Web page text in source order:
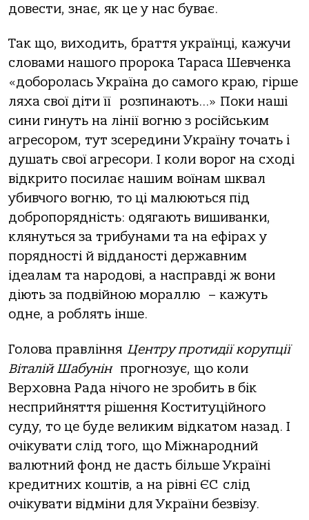
довести, знає, як це у нас буває.
Так що, виходить, браття українці, кажучи
словами нашого пророка Тараса Шевченка
«доборолась Україна до самого краю, гірше
ляха свої діти її розпинають…» Поки наші
сини гинуть на лінії вогню з російським
агресором, тут зсередини Україну точать і
душать свої агресори. І коли ворог на сході
відкрито посилає нашим воїнам шквал
убивчого вогню, то ці малюються під
добропорядність: одягають вишиванки,
клянуться за трибунами та на ефірах у
порядності й відданості державним
ідеалам та народові, а насправді ж вони
діють за подвійною мораллю – кажуть
одне, а роблять інше.
Голова правління Центру протидії корупції
Віталій Шабунінпрогнозує, що коли
Верховна Рада нічого не зробить в бік
несприйняття рішення Коституційного
суду, то це буде великим відкатом назад. І
очікувати слід того, що Міжнародний
валютний фонд не дасть більше Україні
кредитних коштів, а на рівні ЄС слід
очікувати відміни для України безвізу.